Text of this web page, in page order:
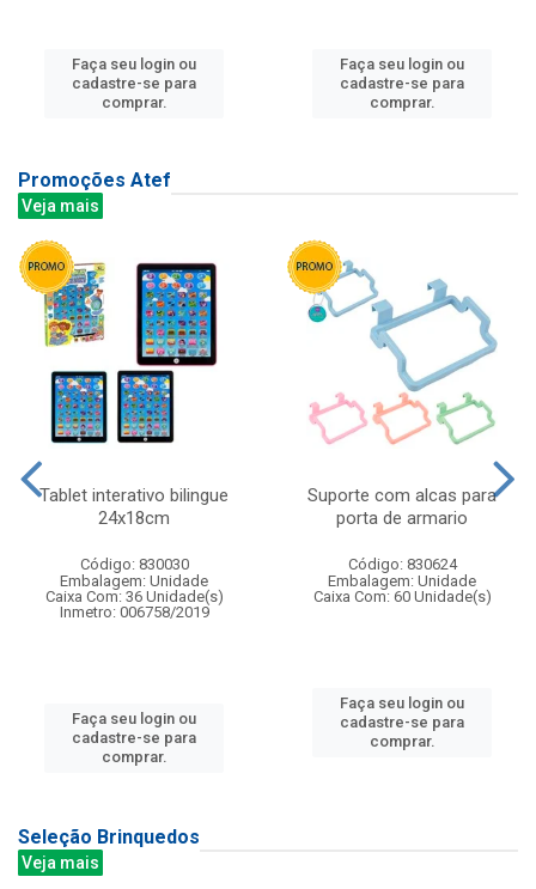
Faça seu login ou
cadastre-se para
comprar.
Faça seu login ou
cadastre-se para
comprar.
Promoções Atef
Veja mais
Tablet interativo bilingue
24x18cm
Código: 830030
Embalagem: Unidade
Caixa Com: 36 Unidade(s)
Inmetro: 006758/2019
Faça seu login ou
cadastre-se para
comprar.
Suporte com alcas para
porta de armario
Código: 830624
Embalagem: Unidade
Caixa Com: 60 Unidade(s)
Faça seu login ou
cadastre-se para
comprar.
Seleção Brinquedos
Veja mais